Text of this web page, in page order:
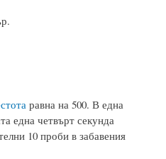
равна на 500. В една
една четвърт секунда
10 проби в забавения